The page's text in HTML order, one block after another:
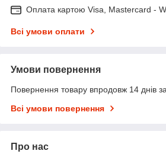
Оплата картою Visa, Mastercard -
Всі умови оплати
Умови повернення
Повернення товару впродовж 14 днів
Всі умови повернення
Про нас